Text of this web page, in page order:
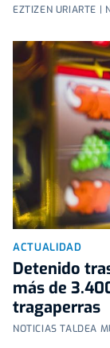
EZTIZEN URIARTE |
ACTUALIDAD
Detenido
más de
tragaperras
NOTICIAS TALDEA